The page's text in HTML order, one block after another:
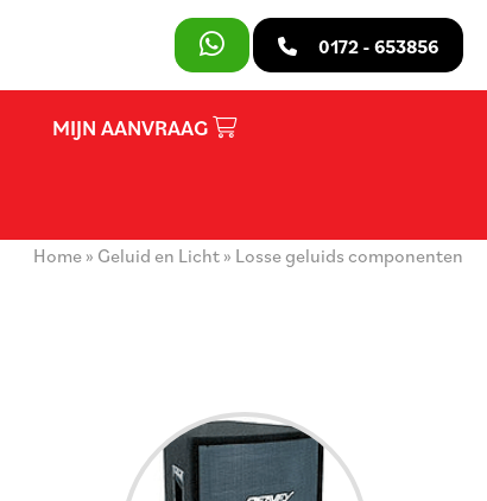
SLUITEN
PARTY REGELAAR
0172 - 653856
MIJN AANVRAAG
Home » Geluid en Licht » Losse geluids componenten